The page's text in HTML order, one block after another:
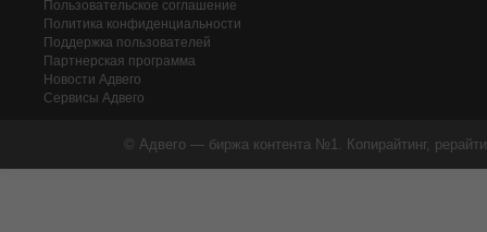
Пользовательское соглашение
Политика конфиденциальности
Поддержка пользователей
Партнерская программа
Новости Адвего
Сервисы Адвего
© Адвего — биржа контента №1. Копирайтинг,